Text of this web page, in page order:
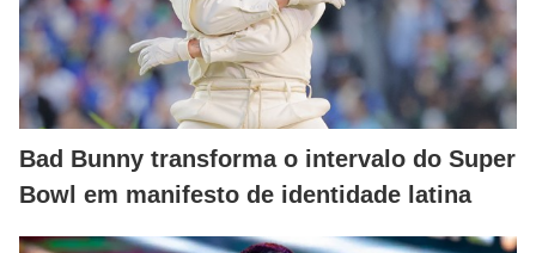
Bad Bunny transforma o intervalo do Super
Bowl em manifesto de identidade latina